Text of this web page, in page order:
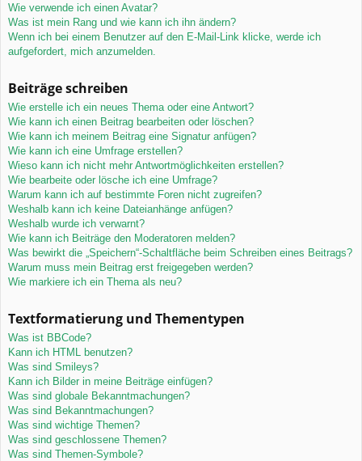
Wie verwende ich einen Avatar?
Was ist mein Rang und wie kann ich ihn ändern?
Wenn ich bei einem Benutzer auf den E-Mail-Link klicke, werde ich
aufgefordert, mich anzumelden.
Beiträge schreiben
Wie erstelle ich ein neues Thema oder eine Antwort?
Wie kann ich einen Beitrag bearbeiten oder löschen?
Wie kann ich meinem Beitrag eine Signatur anfügen?
Wie kann ich eine Umfrage erstellen?
Wieso kann ich nicht mehr Antwortmöglichkeiten erstellen?
Wie bearbeite oder lösche ich eine Umfrage?
Warum kann ich auf bestimmte Foren nicht zugreifen?
Weshalb kann ich keine Dateianhänge anfügen?
Weshalb wurde ich verwarnt?
Wie kann ich Beiträge den Moderatoren melden?
Was bewirkt die „Speichern“-Schaltfläche beim Schreiben eines Beitrags?
Warum muss mein Beitrag erst freigegeben werden?
Wie markiere ich ein Thema als neu?
Textformatierung und Thementypen
Was ist BBCode?
Kann ich HTML benutzen?
Was sind Smileys?
Kann ich Bilder in meine Beiträge einfügen?
Was sind globale Bekanntmachungen?
Was sind Bekanntmachungen?
Was sind wichtige Themen?
Was sind geschlossene Themen?
Was sind Themen-Symbole?